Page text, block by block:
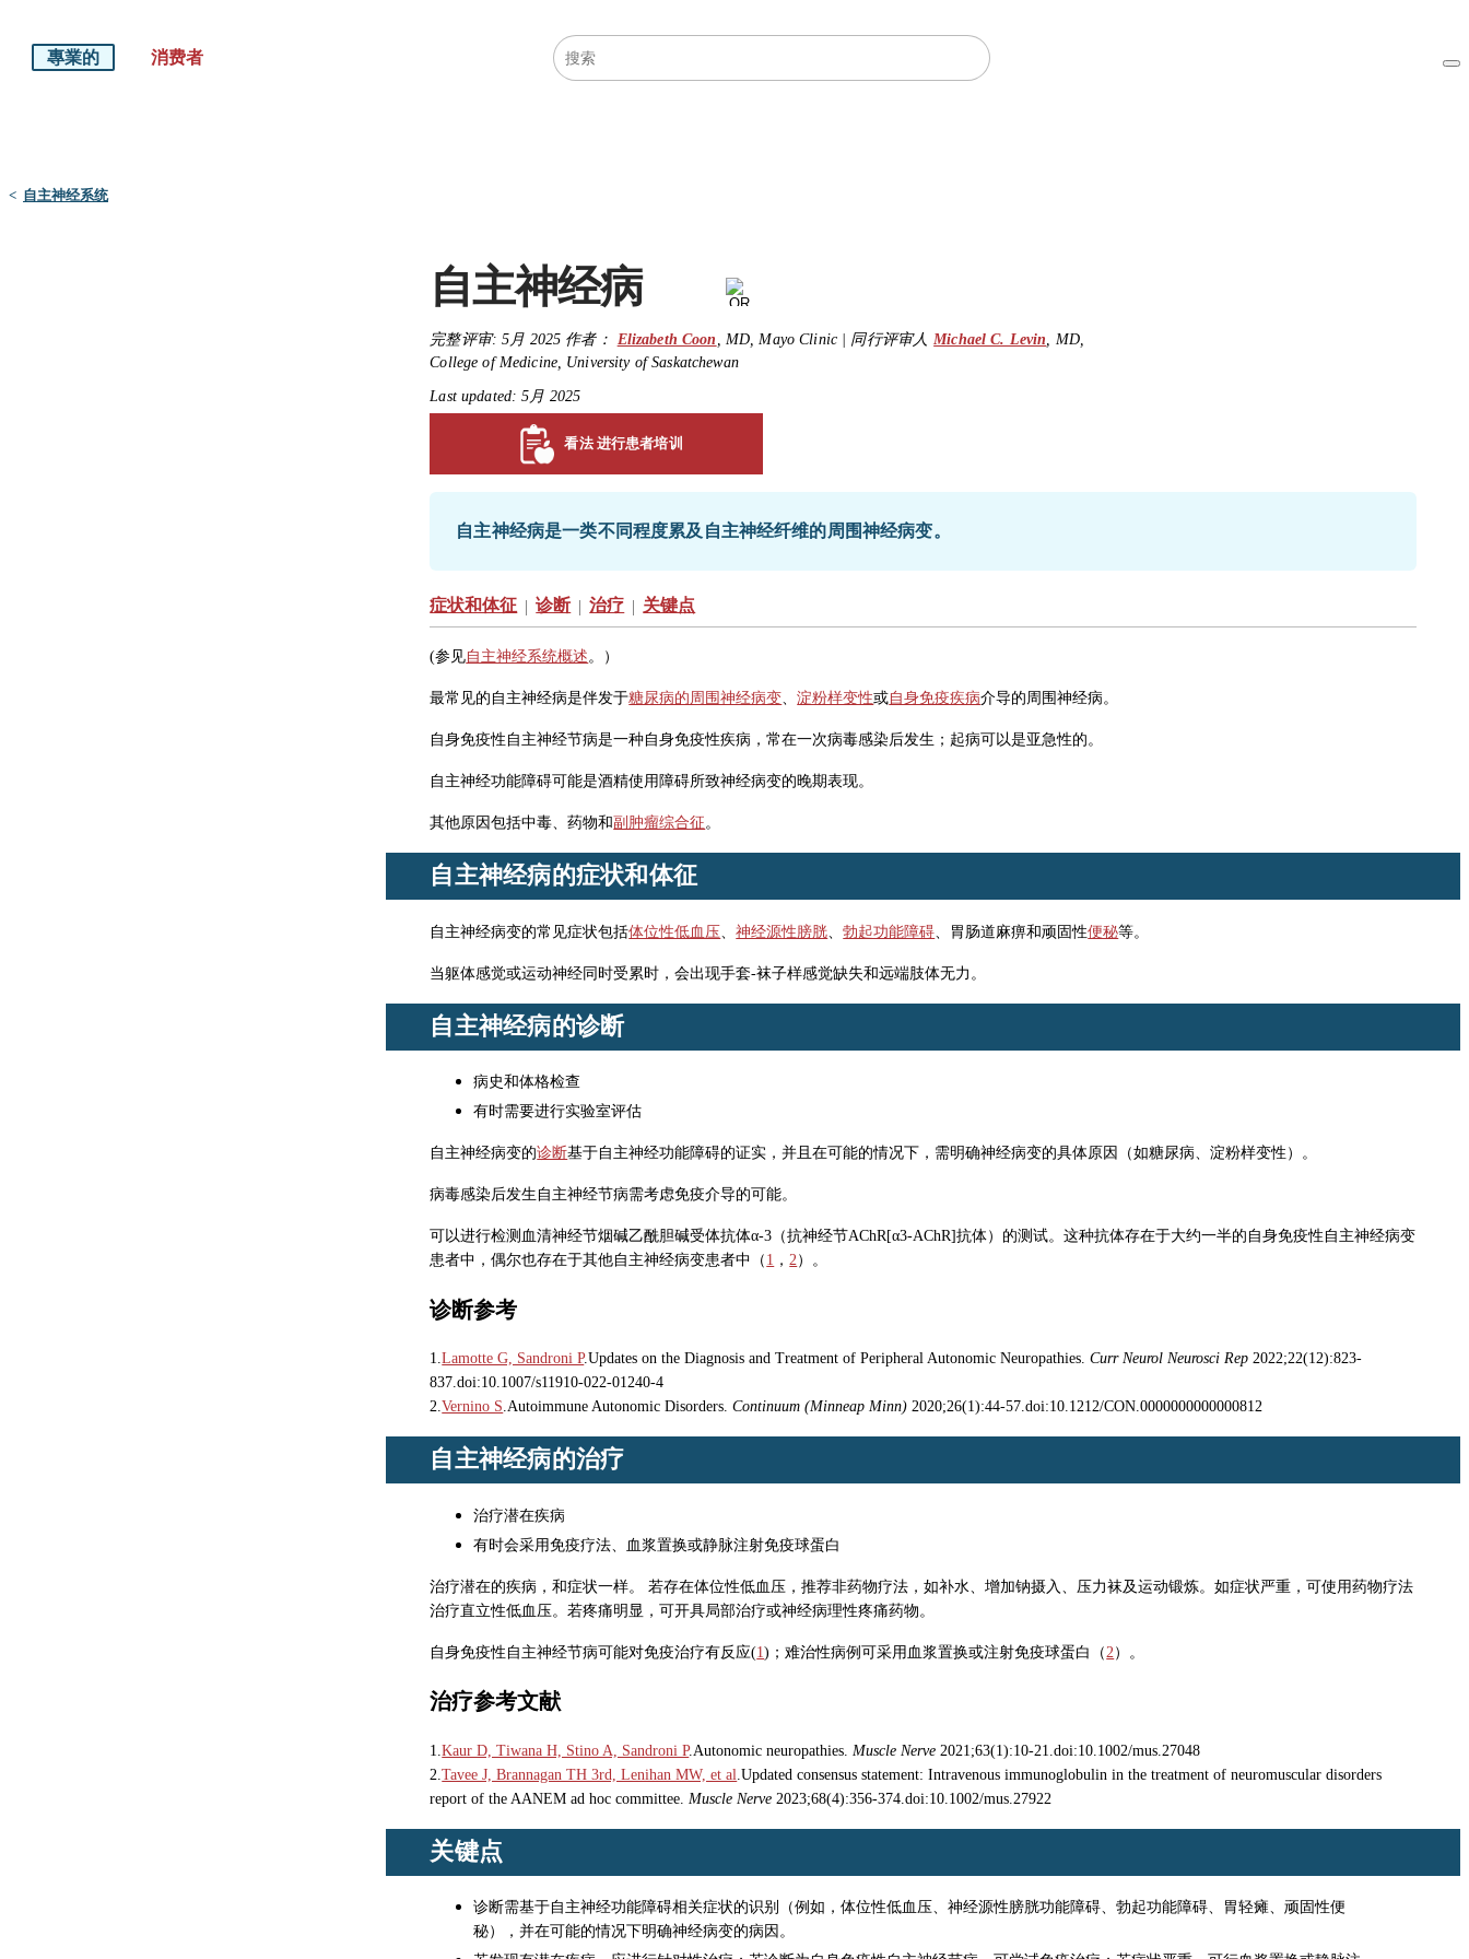
專業的 消费者
< 自主神经系统
自主神经病
完整评审: 5月 2025 作者： Elizabeth Coon , MD,Mayo Clinic 同行评审人 Michael C. Levin, MD,
College of Medicine, University of Saskatchewan
Last updated: 5月 2025
看法 进行患者培训
自主神经病是一类不同程度累及自主神经纤维的周围神经病变。
症状和体征 | 诊断 | 治疗 | 关键点
(参见自主神经系统概述。）
最常见的自主神经病是伴发于糖尿病的周围神经病变、淀粉样变性或自身免疫疾病介导的周围神经病。
自身免疫性自主神经节病是一种自身免疫性疾病，常在一次病毒感染后发生；起病可以是亚急性的。
自主神经功能障碍可能是酒精使用障碍所致神经病变的晚期表现。
其他原因包括中毒、药物和 副肿瘤综合征。
自主神经病的症状和体征
自主神经病变的常见症状包括体位性低血压 、神经源性膀胱 、勃起功能障碍 、胃肠道麻痹和顽固性便秘等。
当躯体感觉或运动神经同时受累时，会出现手套-袜子样感觉缺失和远端肢体无力。
自主神经病的诊断
病史和体格检查
有时需要进行实验室评估
自主神经病变的诊断基于自主神经功能障碍的证实，并且在可能的情况下，需明确神经病变的具体原因（如糖尿病、淀粉样变性）。
病毒感染后发生自主神经节病需考虑免疫介导的可能。
可以进行检测血清神经节烟碱乙酰胆碱受体抗体α-3（抗神经节AChR[α3-AChR]抗体）的测试。这种抗体存在于大约一半的自身免疫性自主神经病变
患者中，偶尔也存在于其他自主神经病变患者中（ 1 ， 2 ）。
诊断参考
1.Lamotte G, Sandroni P.Updates on the Diagnosis and Treatment of Peripheral Autonomic Neuropathies.Curr Neurol Neurosci Rep 2022;22(12):823-
837.doi:10.1007/s11910-022-01240-4
2.Vernino S.Autoimmune Autonomic Disorders.Continuum (Minneap Minn) 2020;26(1):44-57.doi:10.1212/CON.0000000000000812
自主神经病的治疗
治疗潜在疾病
有时会采用免疫疗法、血浆置换或静脉注射免疫球蛋白
治疗潜在的疾病，和症状一样。 若存在体位性低血压，推荐非药物疗法，如补水、增加钠摄入、压力袜及运动锻炼。如症状严重，可使用药物疗法
治疗直立性低血压。若疼痛明显，可开具局部治疗或神经病理性疼痛药物。
自身免疫性自主神经节病可能对免疫治疗有反应(1)；难治性病例可采用血浆置换或注射免疫球蛋白（ 2 ）。
治疗参考文献
1.Kaur D, Tiwana H, Stino A, Sandroni P.Autonomic neuropathies.Muscle Nerve 2021;63(1):10-21.doi:10.1002/mus.27048
2.Tavee J, Brannagan TH 3rd, Lenihan MW, et al.Updated consensus statement: Intravenous immunoglobulin in the treatment of neuromuscular disorders
report of the AANEM ad hoc committee.Muscle Nerve 2023;68(4):356-374.doi:10.1002/mus.27922
关键点
诊断需基于自主神经功能障碍相关症状的识别（例如，体位性低血压、神经源性膀胱功能障碍、勃起功能障碍、胃轻瘫、顽固性便
秘），并在可能的情况下明确神经病变的病因。